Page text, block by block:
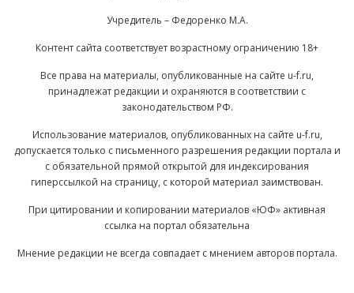
Учредитель – Федоренко М.А.
Контент сайта соответствует возрастному ограничению 18+
Все права на материалы, опубликованные на сайте u-f.ru,
принадлежат редакции и охраняются в соответствии с
законодательством РФ.
Использование материалов, опубликованных на сайте u-f.ru,
допускается только с письменного разрешения редакции портала и
с обязательной прямой открытой для индексирования
гиперссылкой на страницу, с которой материал заимствован.
При цитировании и копировании материалов «ЮФ» активная
ссылка на портал обязательна
Мнение редакции не всегда совпадает с мнением авторов портала.